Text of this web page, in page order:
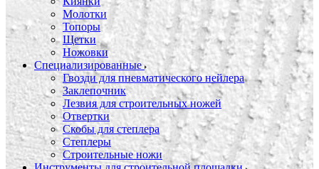
Молотки
Топоры
Щетки
Ножовки
Специализированные
Гвозди для пневматического нейлера
Заклепочник
Лезвия для строительных ножей
Отвертки
Скобы для степлера
Степлеры
Строительные ножи